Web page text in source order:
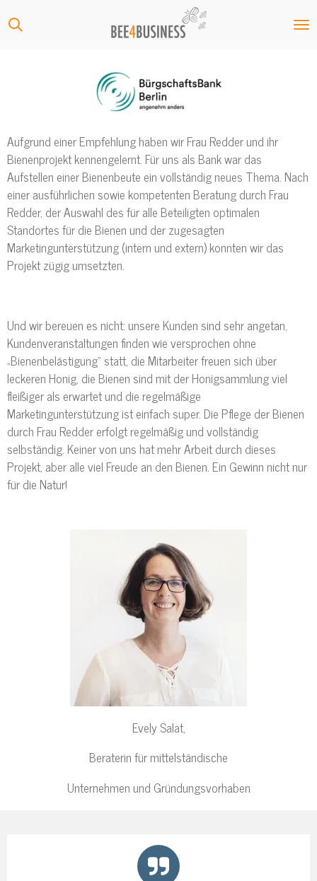
Zum
Hauptinhalt
Aufgrund einer Empfehlung haben wir Frau Redder und ihr
Bienenprojekt kennengelernt. Für uns als Bank war das
Aufstellen einer Bienenbeute ein vollständig neues Thema. Nach
einer ausführlichen sowie kompetenten Beratung durch Frau
Redder, der Auswahl des für alle Beteiligten optimalen
Standortes für die Bienen und der zugesagten
Marketingunterstützung (intern und extern) konnten wir das
Projekt zügig umsetzten.
Und wir bereuen es nicht: unsere Kunden sind sehr angetan,
Kundenveranstaltungen finden wie versprochen ohne
„Bienenbelästigung" statt, die Mitarbeiter freuen sich über
leckeren Honig, die Bienen sind mit der Honigsammlung viel
fleißiger als erwartet und die regelmäßige
Marketingunterstützung ist einfach super. Die Pflege der Bienen
durch Frau Redder erfolgt regelmäßig und vollständig
selbständig. Keiner von uns hat mehr Arbeit durch dieses
Projekt, aber alle viel Freude an den Bienen. Ein Gewinn nicht nur
für die Natur!
Evely Salat,
Beraterin für mittelständische
Unternehmen und Gründungsvorhaben